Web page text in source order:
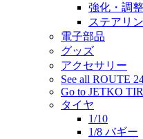
強化・調整
ステアリ
電子部品
グッズ
アクセサリー
See all ROUTE
Go to JETKO
タイヤ
1/10
1/8 バギー